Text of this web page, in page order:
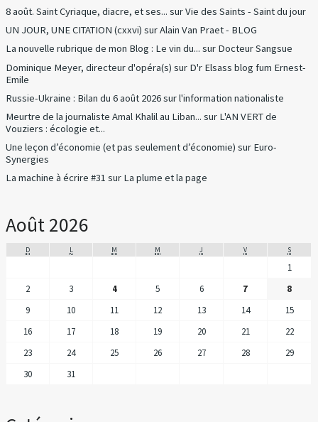
8 août. Saint Cyriaque, diacre, et ses... surVie des Saints - Saint du jour
UN JOUR, UNE CITATION (cxxvi) surAlain Van Praet - BLOG
La nouvelle rubrique de mon Blog : Le vin du... sur Docteur Sangsue
Dominique Meyer, directeur d'opéra(s) sur D'r Elsass blog fum Ernest-
Emile
Russie-Ukraine : Bilan du 6 août 2026surl'information nationaliste
Meurtre de la journaliste Amal Khalil au Liban... sur L'AN VERT de
Vouziers : écologie et...
Une leçon d’économie (et pas seulement d’économie) sur Euro-
Synergies
La machine à écrire #31 sur La plume et la page
Août 2026
D L M M J V S
1
2
3 4 5 6 7
8
9
10 11 12 13 14
15
16
17 18 19 20 21
22
23
24 25 26 27 28
29
30
31